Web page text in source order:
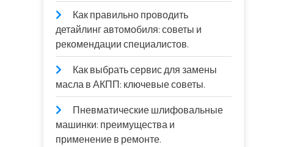
Как правильно проводить
детайлинг автомобиля: советы и
рекомендации специалистов.
Как выбрать сервис для замены
масла в АКПП: ключевые советы.
Пневматические шлифовальные
машинки: преимущества и
применение в ремонте.